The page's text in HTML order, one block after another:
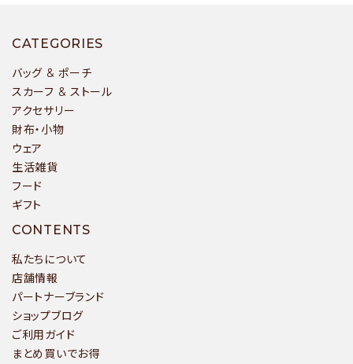
- 返品について
- 特定商取引法に基づく表記
- 会員登録・メルマガ登録
- 運営会社
- お問い合わせ
キーワード
カテゴリー
CATEGORIES
バッグ & ポーチ
スカーフ & ストール
アクセサリー
財布・小物
ウェア
生活雑貨
フード
ギフト
CONTENTS
私たちについて
店舗情報
パートナーブランド
ショップブログ
ご利用ガイド
まとめ買いでお得